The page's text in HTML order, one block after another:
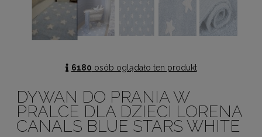
6180 osób oglądało ten produkt
DYWAN DO PRANIA W
PRALCE DLA DZIECI LORENA
CANALS BLUE STARS WHITE